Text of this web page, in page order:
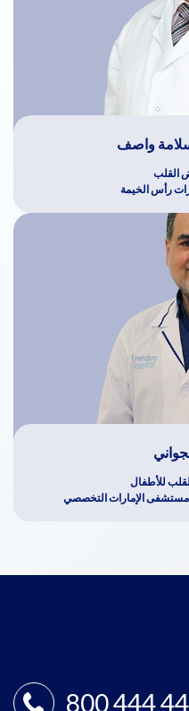
سلامة واصف
القلب
رأس الخيمة
للأطفال
800 444